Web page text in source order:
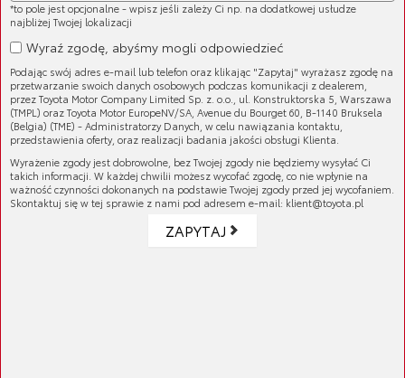
Długopis
Cena brutto:9,10 zł
Cena netto:7,40 zł
Długopis wielofunkcyjny
*to pole jest opcjonalne - wpisz jeśli zależy Ci np. na dodatkowej usłudze
najbliżej Twojej lokalizacji
Wyraź zgodę, abyśmy mogli odpowiedzieć
Podając swój adres e-mail lub telefon oraz klikając "Zapytaj" wyrażasz zgodę na
przetwarzanie swoich danych osobowych podczas komunikacji z dealerem,
przez Toyota Motor Company Limited Sp. z. o.o., ul. Konstruktorska 5, Warszawa
(TMPL) oraz Toyota Motor EuropeNV/SA, Avenue du Bourget 60, B-1140 Bruksela
(Belgia) (TME) - Administratorzy Danych, w celu nawiązania kontaktu,
przedstawienia oferty, oraz realizacji badania jakości obsługi Klienta.
Wyrażenie zgody jest dobrowolne, bez Twojej zgody nie będziemy wysyłać Ci
takich informacji. W każdej chwilii możesz wycofać zgodę, co nie wpłynie na
ważność czynności dokonanych na podstawie Twojej zgody przed jej wycofaniem.
Skontaktuj się w tej sprawie z nami pod adresem e-mail: klient@toyota.pl
ZAPYTAJ